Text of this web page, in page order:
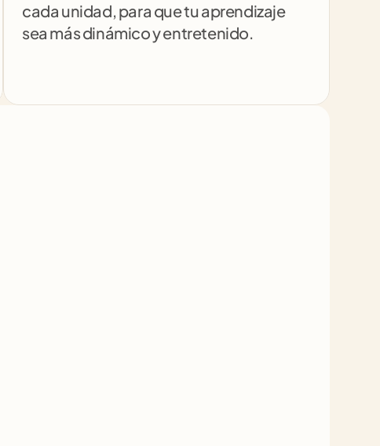
cada unidad, para que tu aprendizaje
sea más dinámico y entretenido.